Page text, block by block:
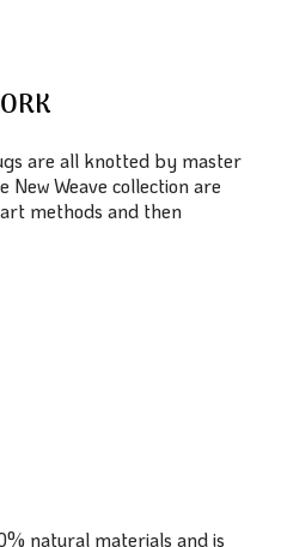
are all knotted by master
Weave collection are
methods and then
natural materials and is